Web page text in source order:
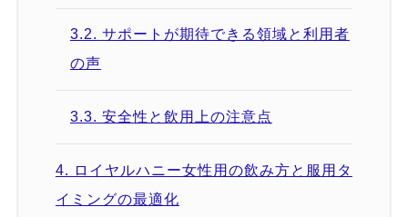
3.2. サポートが期待できる領域と利用者
の声
3.3. 安全性と飲用上の注意点
4. ロイヤルハニー女性用の飲み方と服用タ
イミングの最適化